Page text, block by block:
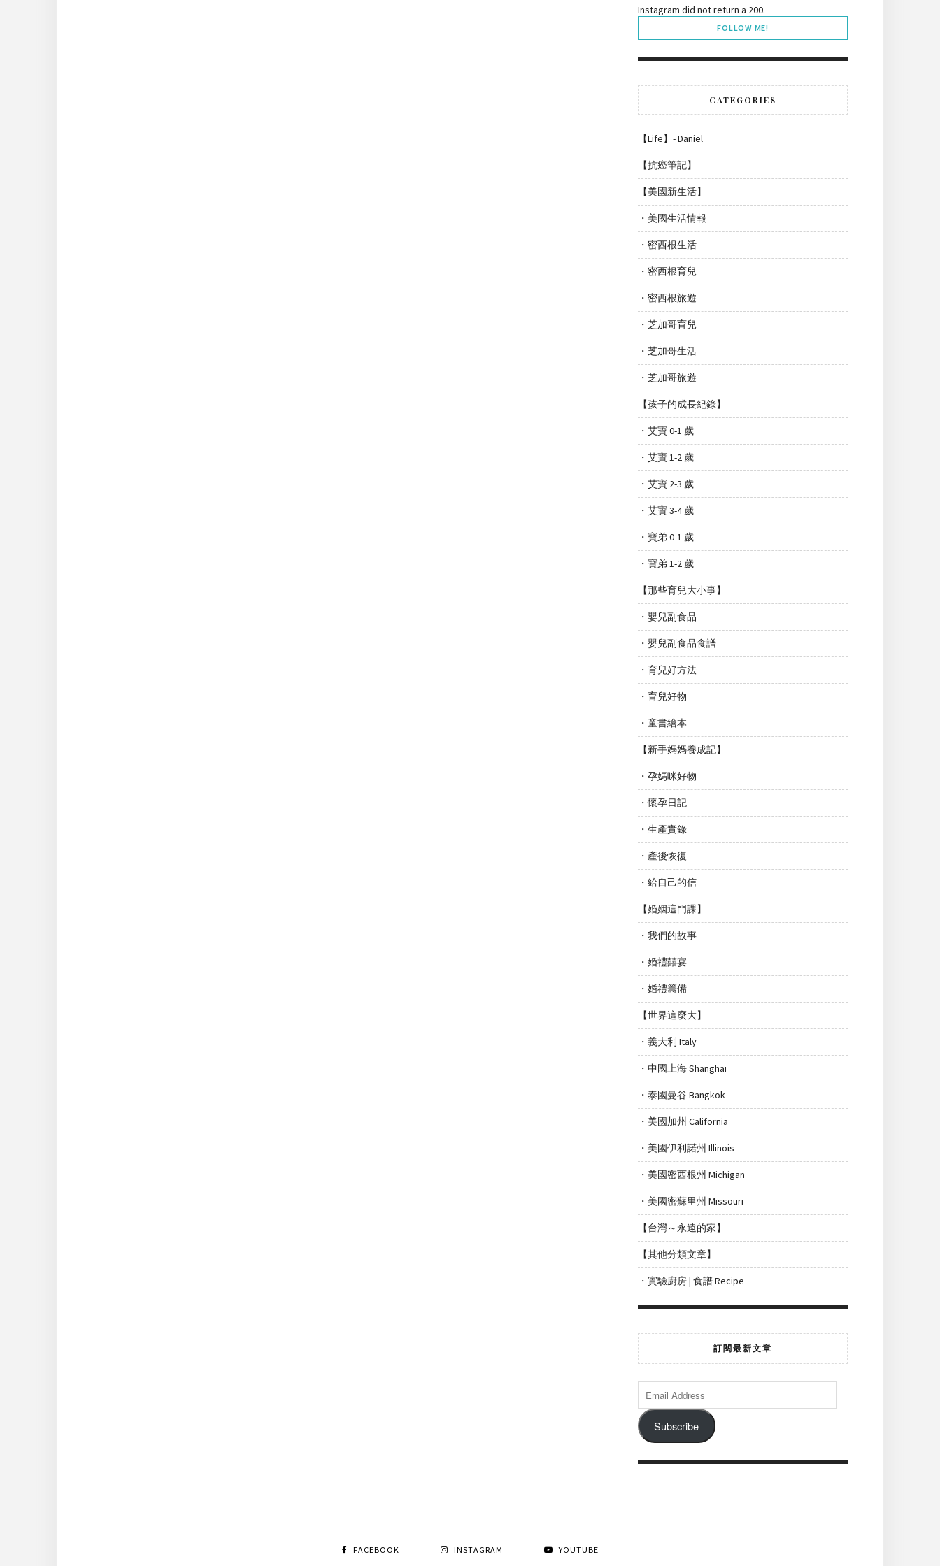
Instagram did not return a 200.
FOLLOW ME!
CATEGORIES
【Life】- Daniel
【抗癌筆記】
【美國新生活】
・美國生活情報
・密西根生活
・密西根育兒
・密西根旅遊
・芝加哥育兒
・芝加哥生活
・芝加哥旅遊
【孩子的成長紀錄】
・艾寶 0-1 歲
・艾寶 1-2 歲
・艾寶 2-3 歲
・艾寶 3-4 歲
・寶弟 0-1 歲
・寶弟 1-2 歲
【那些育兒大小事】
・嬰兒副食品
・嬰兒副食品食譜
・育兒好方法
・育兒好物
・童書繪本
【新手媽媽養成記】
・孕媽咪好物
・懷孕日記
・生產實錄
・產後恢復
・給自己的信
【婚姻這門課】
・我們的故事
・婚禮囍宴
・婚禮籌備
【世界這麼大】
・義大利 Italy
・中國上海 Shanghai
・泰國曼谷 Bangkok
・美國加州 California
・美國伊利諾州 Illinois
・美國密西根州 Michigan
・美國密蘇里州 Missouri
【台灣～永遠的家】
【其他分類文章】
・實驗廚房 | 食譜 Recipe
訂閱最新文章
Subscribe
FACEBOOK INSTAGRAM YOUTUBE